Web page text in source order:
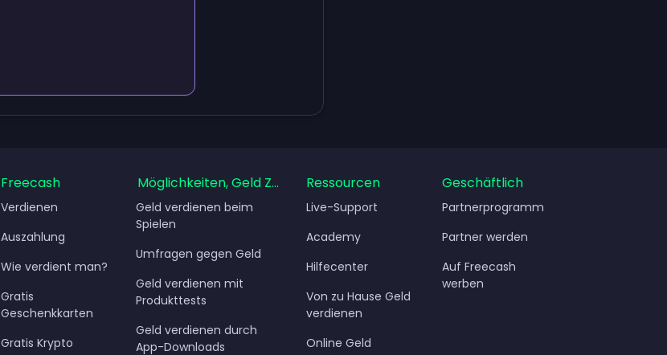
Freecash
Verdienen
Auszahlung
Wie verdient man?
Gratis
Geschenkkarten
Gratis Krypto
Möglichkeiten, Geld Zu Verdienen
Geld verdienen beim
Spielen
Umfragen gegen Geld
Geld verdienen mit
Produkttests
Geld verdienen durch
App-Downloads
Ressourcen
Live-Support
Academy
Hilfecenter
Von zu Hause Geld
verdienen
Online Geld
Geschäftlich
Partnerprogramm
Partner werden
Auf Freecash
werben